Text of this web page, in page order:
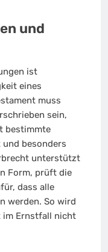
und
ist
eines
muss
sein,
bestimmte
besonders
unterstützt
Form, prüft die
dass alle
werden. So wird
im Ernstfall nicht